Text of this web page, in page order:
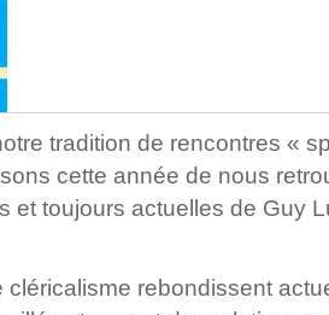
tradition de rencontres «
cette année de nous
et toujours actuelles de Guy
cléricalisme rebondissent